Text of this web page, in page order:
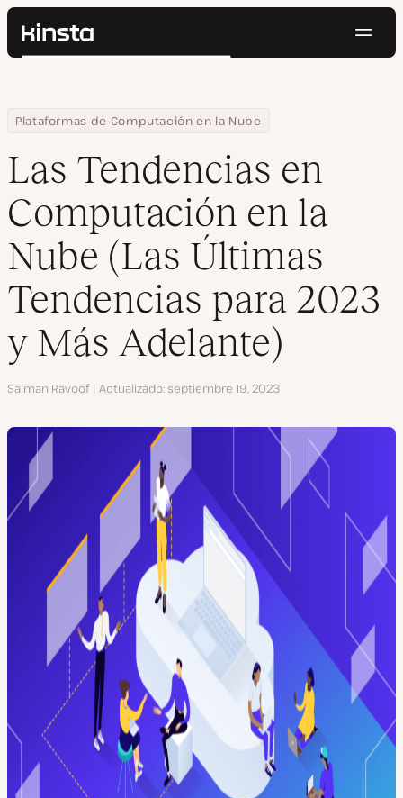
Kinsta®
Precios
Contacto
Buscar
Home
Centro de Recursos
Blog
Plataformas de Computación en la Nube
Las Tendencias en Computación en la Nube (Las Últimas
Las Tendencias en
Computación en la
Nube (Las Últimas
Tendencias para 2023
y Más Adelante)
Autor
Salman Ravoof Actualizado septiembre 19, 2023